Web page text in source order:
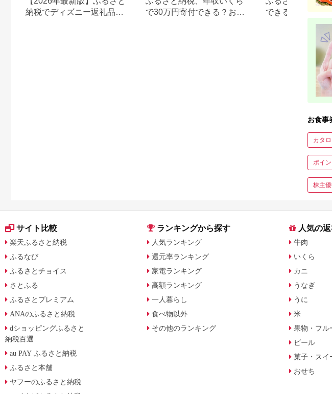
納税でディズニー返礼品は
で30万円寄付できる？おす
できる年収は？
すすめ返礼品も
お食事
カタ
ポイン
株主
サイト比較
楽天ふるさと納税
ふるなび
ふるさとチョイス
さとふる
ふるさとプレミアム
ANAのふるさと納税
dショッピングふるさと
納税百選
au PAY ふるさと納税
ふるさと本舗
ヤフーのふるさと納税
ランキングから探す
人気ランキング
還元率ランキング
家電ランキング
高額ランキング
一人暮らし
食べ物以外
その他のランキング
人気の
牛肉
いくら
カニ
うなぎ
うに
米
果物・フル
ビール
菓子・スイ
おせち